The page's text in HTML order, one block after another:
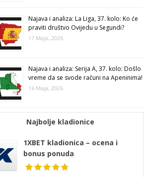
Najava i analiza: La Liga, 37. kolo: Ko će
praviti društvo Ovijedu u Segundi?
17 Maja, 2026
Najava i analiza: Serija A, 37. kolo: Došlo
vreme da se svode računi na Apeninima!
16 Maja, 2026
Najbolje kladionice
1XBET kladionica – ocena i
bonus ponuda